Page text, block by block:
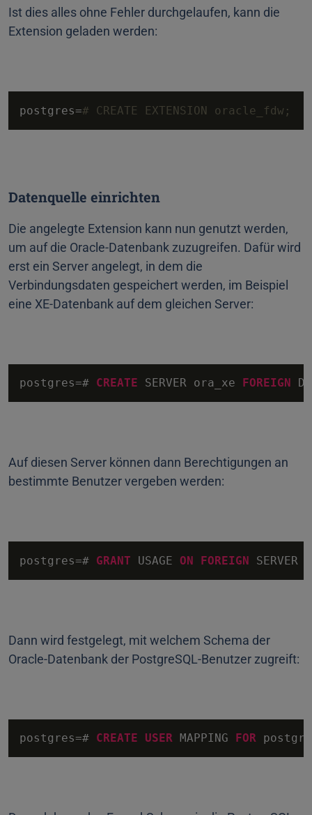
Ist dies alles ohne Fehler durchgelaufen, kann die
Extension geladen werden:
postgres=# CREATE EXTENSION oracle_fdw;
Datenquelle einrichten
Die angelegte Extension kann nun genutzt werden,
um auf die Oracle-Datenbank zuzugreifen. Dafür wird
erst ein Server angelegt, in dem die
Verbindungsdaten gespeichert werden, im Beispiel
eine XE-Datenbank auf dem gleichen Server:
postgres=# CREATE SERVER ora_xe FOREIGN
Auf diesen Server können dann Berechtigungen an
bestimmte Benutzer vergeben werden:
postgres=# GRANT USAGE ON FOREIGN
Dann wird festgelegt, mit welchem Schema der
Oracle-Datenbank der PostgreSQL-Benutzer zugreift:
postgres=# CREATE USER MAPPING FOR postgres